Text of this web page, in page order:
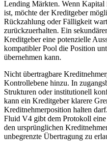
Lending Märkten. Wenn Kapital
ist, möchte der Kreditgeber
Rückzahlung oder Fälligkeit
zurückzuerhalten. Ein
Kreditgeber eine potenzielle
kompatibler Pool die Position
übernehmen kann.
Nicht übertragbare
Kontrollebene hinzu. In
Strukturen oder institutionell
kann ein Kreditgeber klarere
Kreditnehmerposition halten
Fluid V4 gibt dem Protokoll
den ursprünglichen
unbegrenzte Übertragung zu